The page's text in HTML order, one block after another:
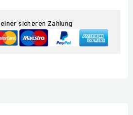
sicheren Zahlung